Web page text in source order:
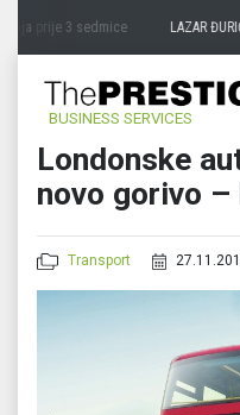
prije 3 sedmice LAZAR
BUSINESS SERVICES
Londonske
novo gorivo –
Transport